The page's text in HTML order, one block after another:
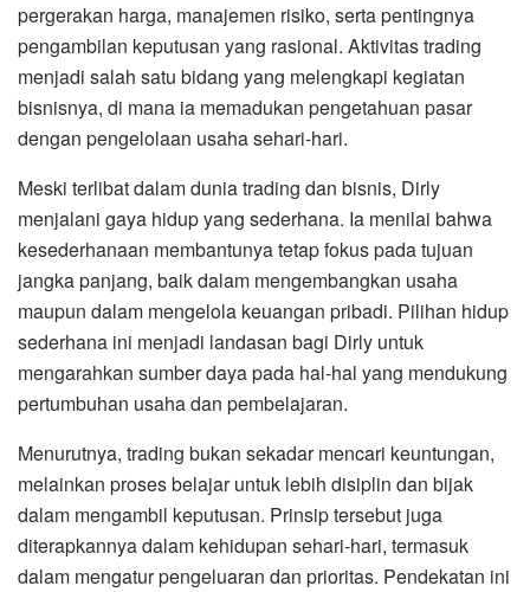
pergerakan harga, manajemen risiko, serta pentingnya
pengambilan keputusan yang rasional. Aktivitas trading
menjadi salah satu bidang yang melengkapi kegiatan
bisnisnya, di mana ia memadukan pengetahuan pasar
dengan pengelolaan usaha sehari-hari.
Meski terlibat dalam dunia trading dan bisnis, Dirly
menjalani gaya hidup yang sederhana. Ia menilai bahwa
kesederhanaan membantunya tetap fokus pada tujuan
jangka panjang, baik dalam mengembangkan usaha
maupun dalam mengelola keuangan pribadi. Pilihan hidup
sederhana ini menjadi landasan bagi Dirly untuk
mengarahkan sumber daya pada hal-hal yang mendukung
pertumbuhan usaha dan pembelajaran.
Menurutnya, trading bukan sekadar mencari keuntungan,
melainkan proses belajar untuk lebih disiplin dan bijak
dalam mengambil keputusan. Prinsip tersebut juga
diterapkannya dalam kehidupan sehari-hari, termasuk
dalam mengatur pengeluaran dan prioritas. Pendekatan ini